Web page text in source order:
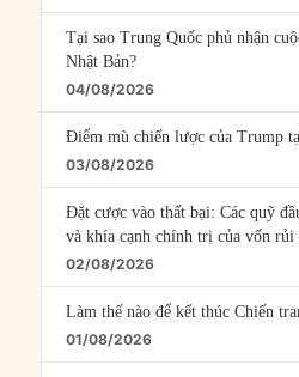
Tại sao Trung Quốc phủ nhận
Nhật Bản?
04/08/2026
Điểm mù chiến lược của Trump
03/08/2026
Đặt cược vào thất bại: Các quỹ
và khía cạnh chính trị của vốn rủi
02/08/2026
Làm thế nào để kết thúc Chiến
01/08/2026